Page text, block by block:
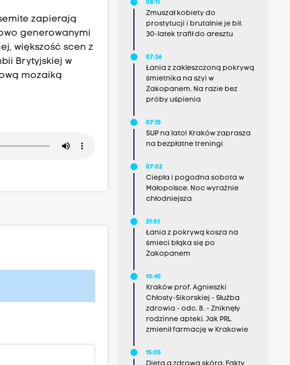
zapierają
generowanymi
większość scen z
Brytyjskiej w
mozaiką
08:11
Zmuszał kobiety do
prostytucji i brutalnie je bił.
30-latek trafił do aresztu
07:36
Łania z zakleszczoną pokrywą
śmietnika na szyi w
Zakopanem. Na razie bez
próby uśpienia
07:15
SUP na lato! Kraków zaprasza
na bezpłatne treningi
07:02
Ciepła i pogodna sobota w
Małopolsce. Noc wyraźnie
chłodniejsza
21:01
Łania z pokrywą kosza na
śmieci błąka się po
Zakopanem
10:45
Kraków prof. Agnieszki
Chłosty-Sikorskiej - Służba
zdrowia - odc. 8. - Zniknęły
rodzinne apteki. Jak PRL
zmienił farmację w Krakowie
15:05